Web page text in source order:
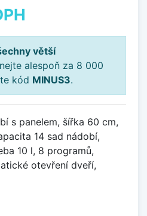
větší
alespoň za 8 000
kód MINUS3.
s panelem, šířka 60 cm,
14 sad nádobí,
10 l, 8 programů,
otevření dveří,